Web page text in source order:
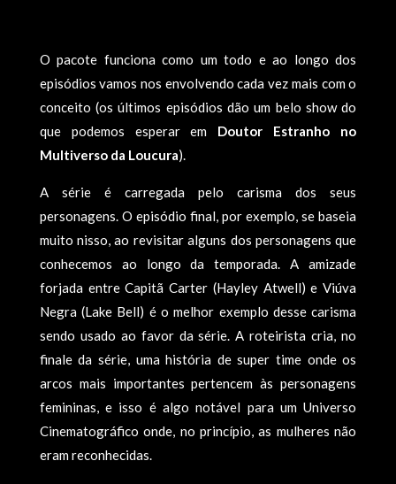
O pacote funciona como um todo e ao longo dos
episódios vamos nos envolvendo cada vez mais com o
conceito (os últimos episódios dão um belo show do
que podemos esperar em Doutor Estranho no
Multiverso da Loucura).
A série é carregada pelo carisma dos seus
personagens. O episódio final, por exemplo, se baseia
muito nisso, ao revisitar alguns dos personagens que
conhecemos ao longo da temporada. A amizade
forjada entre Capitã Carter (Hayley Atwell) e Viúva
Negra (Lake Bell) é o melhor exemplo desse carisma
sendo usado ao favor da série. A roteirista cria, no
finale da série, uma história de super time onde os
arcos mais importantes pertencem às personagens
femininas, e isso é algo notável para um Universo
Cinematográfico onde, no princípio, as mulheres não
eram reconhecidas.